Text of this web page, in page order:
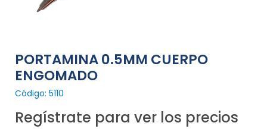
PORTAMINA 0.5MM CUERPO
ENGOMADO
Código: 5110
Regístrate para ver los precios